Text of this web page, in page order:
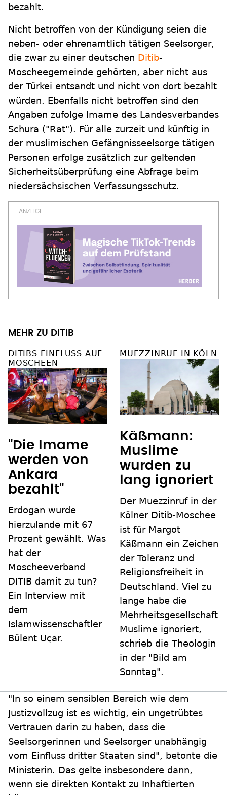
bezahlt.
Nicht betroffen von der Kündigung seien die
neben- oder ehrenamtlich tätigen Seelsorger,
die zwar zu einer deutschen Ditib-
Moscheegemeinde gehörten, aber nicht aus
der Türkei entsandt und nicht von dort bezahlt
würden. Ebenfalls nicht betroffen sind den
Angaben zufolge Imame des Landesverbandes
Schura ("Rat"). Für alle zurzeit und künftig in
der muslimischen Gefängnisseelsorge tätigen
Personen erfolge zusätzlich zur geltenden
Sicherheitsüberprüfung eine Abfrage beim
niedersächsischen Verfassungsschutz.
MEHR ZU DITIB
DITIBS EINFLUSS AUF
MOSCHEEN
"Die Imame
werden von
Ankara
bezahlt"
Erdogan wurde
hierzulande mit 67
Prozent gewählt. Was
hat der
Moscheeverband
DITIB damit zu tun?
Ein Interview mit
dem
Islamwissenschaftler
Bülent Uçar.
MUEZZINRUF IN KÖLN
Käßmann:
Muslime
wurden zu
lang ignoriert
Der Muezzinruf in der
Kölner Ditib-Moschee
ist für Margot
Käßmann ein Zeichen
der Toleranz und
Religionsfreiheit in
Deutschland. Viel zu
lange habe die
Mehrheitsgesellschaft
Muslime ignoriert,
schrieb die Theologin
in der "Bild am
Sonntag".
"In so einem sensiblen Bereich wie dem
Justizvollzug ist es wichtig, ein ungetrübtes
Vertrauen darin zu haben, dass die
Seelsorgerinnen und Seelsorger unabhängig
vom Einfluss dritter Staaten sind", betonte die
Ministerin. Das gelte insbesondere dann,
wenn sie direkten Kontakt zu Inhaftierten